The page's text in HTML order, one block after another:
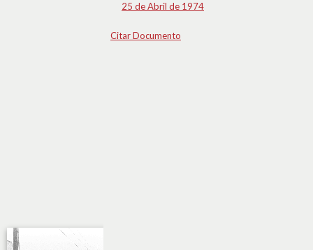
25 de Abril de 1974
Citar Documento